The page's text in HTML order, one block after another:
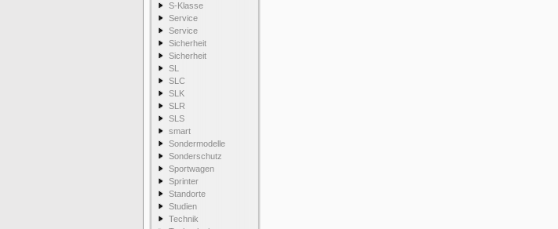
S-Klasse
Service
Service
Sicherheit
Sicherheit
SL
SLC
SLK
SLR
SLS
smart
Sondermodelle
Sonderschutz
Sportwagen
Sprinter
Standorte
Studien
Technik